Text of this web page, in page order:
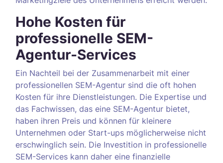
Hohe Kosten für
professionelle SEM-
Agentur-Services
Ein Nachteil bei der Zusammenarbeit mit einer
professionellen SEM-Agentur sind die oft hohen
Kosten für ihre Dienstleistungen. Die Expertise und
das Fachwissen, das eine SEM-Agentur bietet,
haben ihren Preis und können für kleinere
Unternehmen oder Start-ups möglicherweise nicht
erschwinglich sein. Die Investition in professionelle
SEM-Services kann daher eine finanzielle